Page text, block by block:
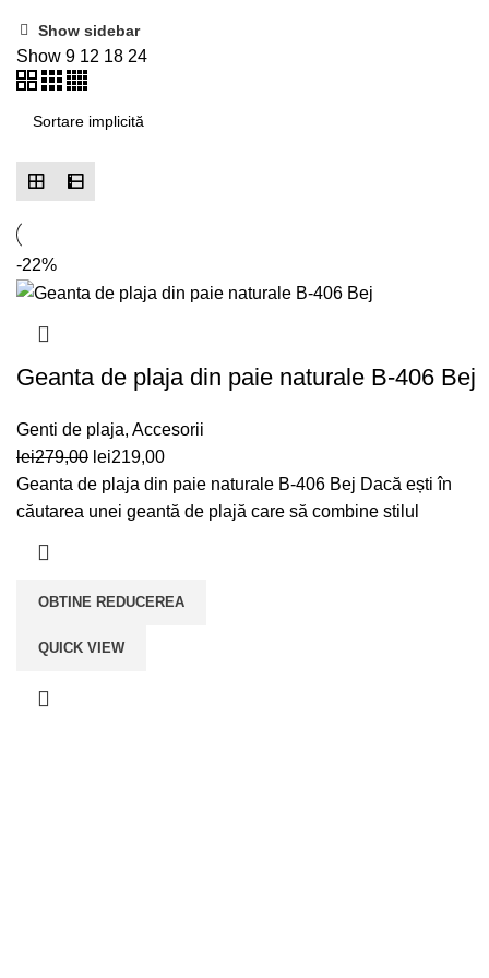
Show sidebar
Show 9 12 18 24
-22%
Geanta de plaja din paie naturale B-406 Bej
Genti de plaja, Accesorii
lei279,00 Prețul
inițial
a
lei219,00Prețul
curent
este:
Geanta de plaja din paie naturale B-406 Bej Dacă ești în
căutarea unei geantă de plajă care să combine stilul
OBTINE REDUCEREA
QUICK VIEW